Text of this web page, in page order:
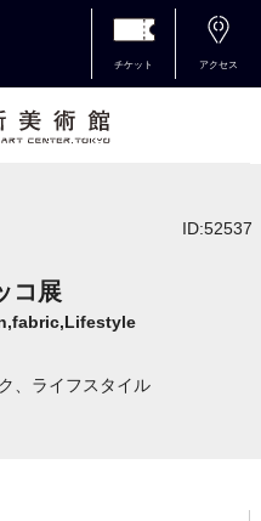
チケット アクセス
ID:52537
コ展
、ライフスタイル